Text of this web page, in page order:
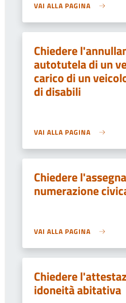
VAI ALLA PAGINA
Chiedere
autotutela di un
carico di un
di disabili
VAI ALLA PAGINA
Chiedere
numerazione
VAI ALLA PAGINA
Chiedere
idoneità abitativa